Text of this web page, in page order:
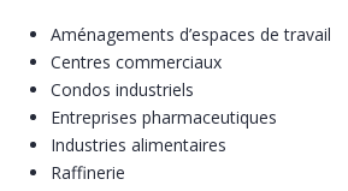
Aménagements d’espaces de travail
Centres commerciaux
Condos industriels
Entreprises pharmaceutiques
Industries alimentaires
Raffinerie